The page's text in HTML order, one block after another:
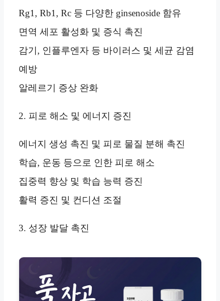
Rg1, Rb1, Rc 등 다양한 ginsenoside 함유
면역 세포 활성화 및 증식 촉진
감기, 인플루엔자 등 바이러스 및 세균 감염
예방
알레르기 증상 완화
2. 피로 해소 및 에너지 증진
에너지 생성 촉진 및 피로 물질 분해 촉진
학습, 운동 등으로 인한 피로 해소
집중력 향상 및 학습 능력 증진
활력 증진 및 컨디션 조절
3. 성장 발달 촉진